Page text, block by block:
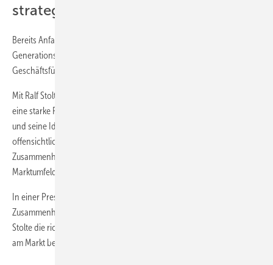
strategische Neuausrichtung
Bereits Anfang 2023 leitete das Unternehmen den
Generationswechsel ein, als Heinrich Nowak die alleinige
Geschäftsführung von Michael Köster übernahm.
Mit Ralf Stolte als neuem Geschäftsführer setzt Köster Aluminium auf
eine starke Führungsfigur, die das Unternehmen weiter auf Kurs hält
und seine Identität stärkt. Die Schwerpunkte liegen dabei
offensichtlich auf einer strategischen Ausrichtung und dem
Zusammenhalt des Teams, um auch in einem dynamischen
Marktumfeld konkurrenzfähig zu bleiben.
In einer Pressemitteilung heißt es: „In einer herausfordernden Zeit, die
Zusammenhalt, Durchhaltevermögen und Weitsicht erfordert, ist Ralf
Stolte die richtige Person, damit sich Köster Aluminium gewohnt stark
am Markt behaupten kann.“